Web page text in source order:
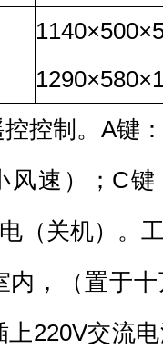
控制。A键
风速）；C
（关机）。
内，（置于
220V交流